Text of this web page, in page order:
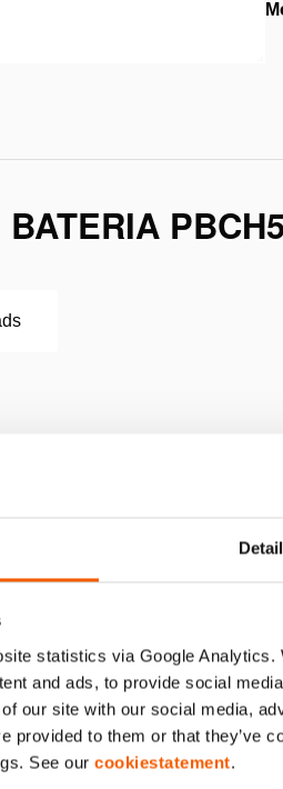
statistics via Google
and ads, to provide social
our site with our social media,
provided to them or that they’ve
See our cookiestatement.